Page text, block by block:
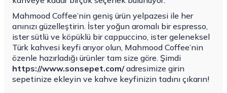
Mahmood Coffee’nin geniş ürün yelpazesi ile her
anınızı güzelleştirin. İster yoğun aromalı bir espresso,
ister sütlü ve köpüklü bir cappuccino, ister geleneksel
Türk kahvesi keyfi arıyor olun, Mahmood Coffee’nin
özenle hazırladığı ürünler tam size göre. Şimdi
https://www.sonsepet.com/adresimize girin
sepetinize ekleyin ve kahve keyfinizin tadını çıkarın!